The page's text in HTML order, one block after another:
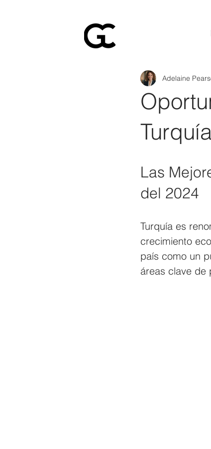
Adelaine
Las
del 2024
Turquía es
crecimiento
país como un
áreas clave de